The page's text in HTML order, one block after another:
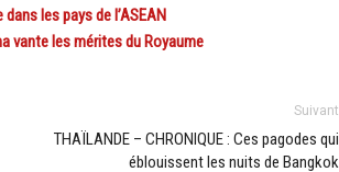
les pays de l’ASEAN
vante les mérites du Royaume
Suivant
THAÏLANDE – CHRONIQUE : Ces pagodes qui
éblouissent les nuits de Bangkok